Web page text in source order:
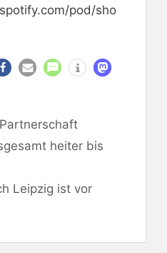
pod/sho
Partnerschaft
heiter bis
Leipzig ist vor